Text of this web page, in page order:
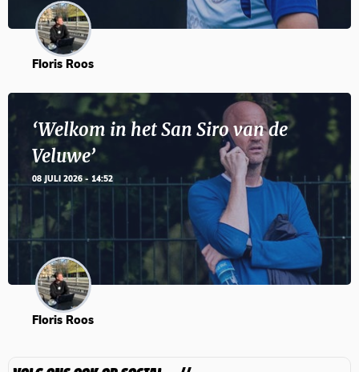
Floris Roos
‘Welkom in het San Siro van de
Veluwe’
08 JULI 2026 - 14:52
Floris Roos